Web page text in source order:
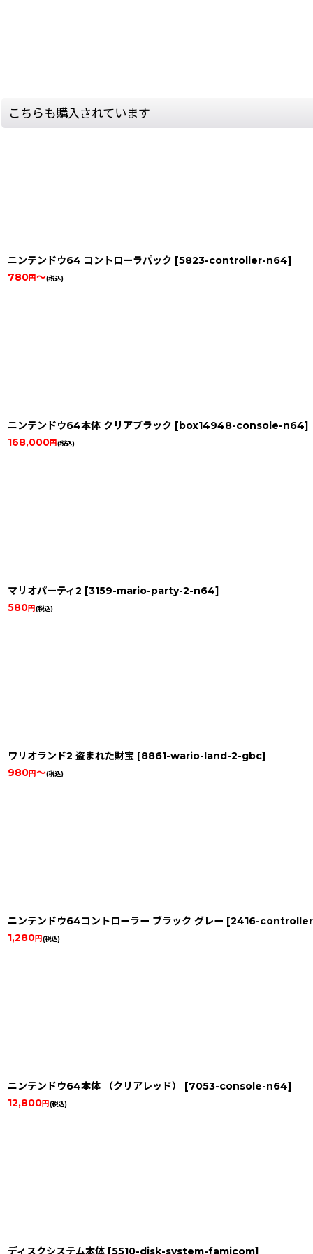
こちらも購入されています
ニンテンドウ64 コントローラパック [5823-controller-n64]
780円～(税込)
ニンテンドウ64本体 クリアブラック [box14948-console-n64]
168,000円(税込)
マリオパーティ2 [3159-mario-party-2-n64]
580円(税込)
ワリオランド2 盗まれた財宝 [8861-wario-land-2-gbc]
980円～(税込)
ニンテンドウ64コントローラー ブラック グレー [2416-
1,280円(税込)
ニンテンドウ64本体 （クリアレッド） [7053-console-n64]
12,800円(税込)
ディスクシステム本体 [5510-disk-system-famicom]